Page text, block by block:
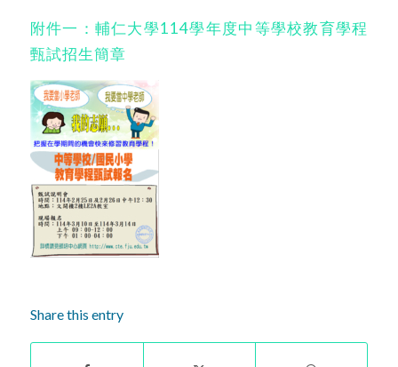
附件一：輔仁大學114學年度中等學校教育學程
甄試招生簡章
Share this entry